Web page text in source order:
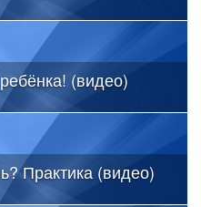
(видео)
Практика (видео)